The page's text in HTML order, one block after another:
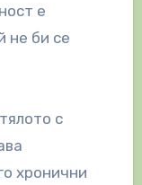
е
не би се
с
хронични